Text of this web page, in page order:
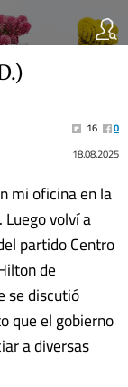
16
0
18.08.2025
mi oficina en la
volví a
partido Centro
de
se discutió
que el gobierno
a diversas